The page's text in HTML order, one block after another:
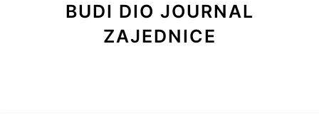
BUDI DIO JOURNAL
ZAJEDNICE